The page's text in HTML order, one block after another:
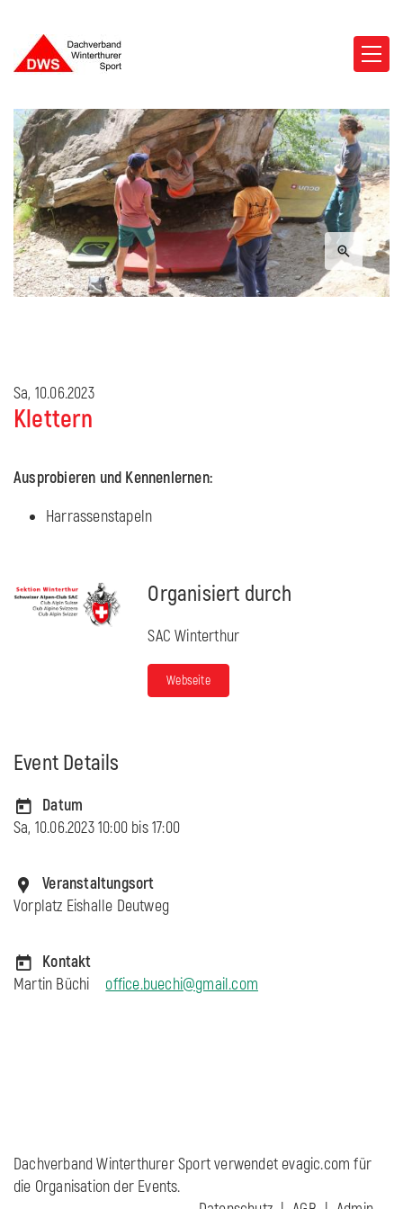
Sa, 10.06.2023
Klettern
Ausprobieren und Kennenlernen:
Harrassenstapeln
Organisiert durch
SAC Winterthur
Webseite
Event Details
Datum
Sa, 10.06.2023 10:00 bis17:00
Veranstaltungsort
Vorplatz Eishalle Deutweg
Kontakt
Martin Büchi
office.buechi@gmail.com
Dachverband Winterthurer Sport verwendet evagic.com für
die Organisation der Events.